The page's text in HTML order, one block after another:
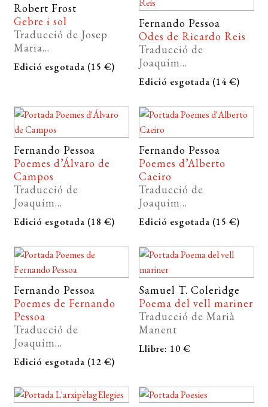
Robert Frost
Gebre i sol
Traducció de Josep
Maria...
Edició esgotada (15 €)
Fernando Pessoa
Odes de Ricardo Reis
Traducció de
Joaquim...
Edició esgotada (14 €)
Fernando Pessoa
Poemes d’Álvaro de
Campos
Traducció de
Joaquim...
Edició esgotada (18 €)
Fernando Pessoa
Poemes d’Alberto
Caeiro
Traducció de
Joaquim...
Edició esgotada (15 €)
Fernando Pessoa
Poemes de Fernando
Pessoa
Traducció de
Joaquim...
Edició esgotada (12 €)
Samuel T. Coleridge
Poema del vell mariner
Traducció de Marià
Manent
Llibre: 10 €